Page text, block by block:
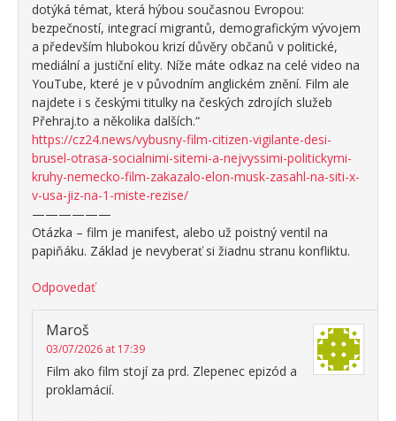
dotýká témat, která hýbou současnou Evropou:
bezpečností, integrací migrantů, demografickým vývojem
a především hlubokou krizí důvěry občanů v politické,
mediální a justiční elity. Níže máte odkaz na celé video na
YouTube, které je v původním anglickém znění. Film ale
najdete i s českými titulky na českých zdrojích služeb
Přehraj.to a několika dalších.“
https://cz24.news/vybusny-film-citizen-vigilante-desi-
brusel-otrasa-socialnimi-sitemi-a-nejvyssimi-politickymi-
kruhy-nemecko-film-zakazalo-elon-musk-zasahl-na-siti-x-
v-usa-jiz-na-1-miste-rezise/
——————
Otázka – film je manifest, alebo už poistný ventil na
papiňáku. Základ je nevyberať si žiadnu stranu konfliktu.
Odpovedať
Maroš
03/07/2026 at 17:39
Film ako film stojí za prd. Zlepenec epizód a
proklamácií.